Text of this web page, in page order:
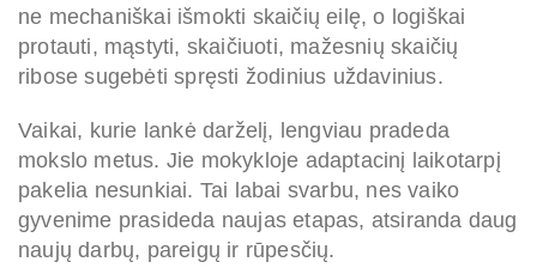
ne mechaniškai išmokti skaičių eilę, o logiškai
protauti, mąstyti, skaičiuoti, mažesnių skaičių
ribose sugebėti spręsti žodinius uždavinius.
Vaikai, kurie lankė darželį, lengviau pradeda
mokslo metus. Jie mokykloje adaptacinį laikotarpį
pakelia nesunkiai. Tai labai svarbu, nes vaiko
gyvenime prasideda naujas etapas, atsiranda daug
naujų darbų, pareigų ir rūpesčių.